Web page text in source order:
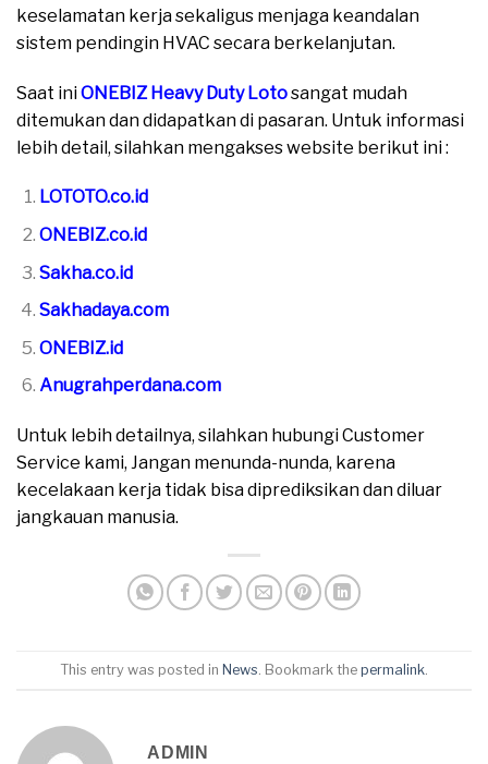
keselamatan kerja sekaligus menjaga keandalan
sistem pendingin HVAC secara berkelanjutan.
Saat iniONEBIZ Heavy Duty Lotosangat mudah
ditemukan dan didapatkan di pasaran. Untuk informasi
lebih detail, silahkan mengakses website berikut ini :
LOTOTO.co.id
ONEBIZ.co.id
Sakha.co.id
Sakhadaya.com
ONEBIZ.id
Anugrahperdana.com
Untuk lebih detailnya, silahkan hubungi Customer
Service kami, Jangan menunda-nunda, karena
kecelakaan kerja tidak bisa diprediksikan dan diluar
jangkauan manusia.
This entry was posted in News . Bookmark the permalink
ADMIN